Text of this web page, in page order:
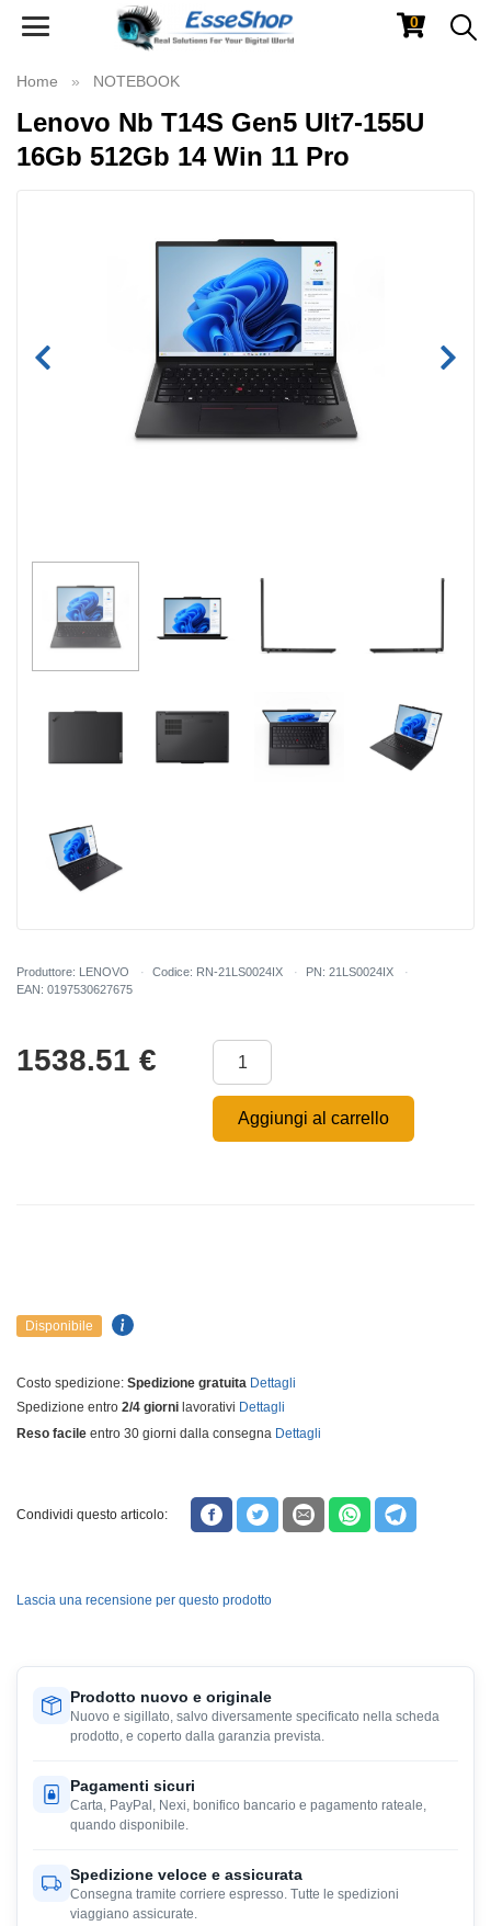
Toggle
0
Home NOTEBOOK
Lenovo Nb T14S Gen5 Ult7-155U
16Gb 512Gb 14 Win 11 Pro
Produttore: LENOVO Codice: RN-21LS0024IX
PN: 21LS0024IX
EAN: 0197530627675
1538.51 €
Aggiungi al carrello
Disponibile
Costo spedizione: Spedizione gratuita Dettagli
Spedizione entro 2/4 giorni lavorativi Dettagli
Reso facile entro 30 giorni dalla consegna Dettagli
Condividi questo articolo:
Lascia una recensione per questo prodotto
Prodotto nuovo e originale
Nuovo e sigillato, salvo diversamente specificato nella scheda
prodotto, e coperto dalla garanzia prevista.
Pagamenti sicuri
Carta, PayPal, Nexi, bonifico bancario e pagamento rateale,
quando disponibile.
Spedizione veloce e assicurata
Consegna tramite corriere espresso. Tutte le spedizioni
viaggiano assicurate.